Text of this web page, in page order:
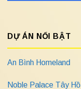
DỰ ÁN NỔI BẬT
An Bình Homeland
Noble Palace Tây Hồ